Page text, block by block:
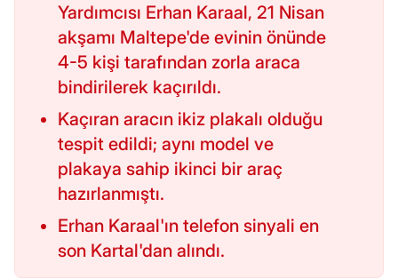
Yardımcısı Erhan Karaal, 21 Nisan
akşamı Maltepe'de evinin önünde
4-5 kişi tarafından zorla araca
bindirilerek kaçırıldı.
Kaçıran aracın ikiz plakalı olduğu
tespit edildi; aynı model ve
plakaya sahip ikinci bir araç
hazırlanmıştı.
Erhan Karaal'ın telefon sinyali en
son Kartal'dan alındı.